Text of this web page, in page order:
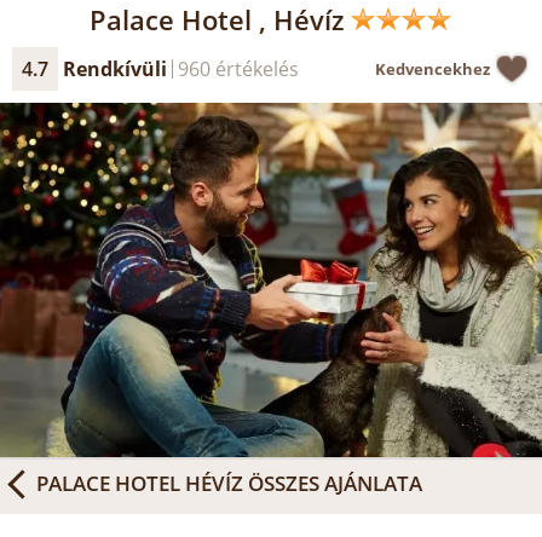
Palace Hotel , Hévíz
4.7 Rendkívüli 960 értékelés Kedvencekhez
PALACE HOTEL HÉVÍZ ÖSSZES AJÁNLATA